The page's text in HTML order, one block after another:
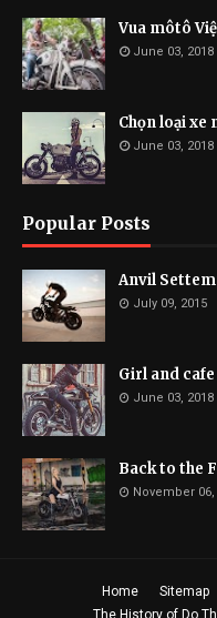
Vua môtô
June 03, 2018
Chọn loại xe
June 03, 2018
Popular Posts
Anvil
July 09, 2015
Girl and
June 03, 2018
Back to the
November 06,
Home Sitemap
The History of Do